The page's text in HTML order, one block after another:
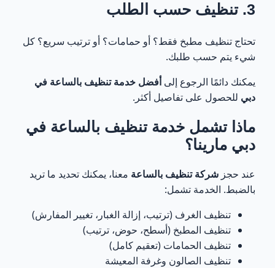
3. تنظيف حسب الطلب
تحتاج تنظيف مطبخ فقط؟ أو حمامات؟ أو ترتيب سريع؟ كل
شيء يتم حسب طلبك.
يمكنك دائمًا الرجوع إلىأفضل خدمة تنظيف بالساعة في
دبي للحصول على تفاصيل أكثر.
ماذا تشمل خدمة تنظيف بالساعة في
دبي مارينا؟
عند حجز شركة تنظيف بالساعة معنا، يمكنك تحديد ما تريد
بالضبط. الخدمة تشمل:
تنظيف الغرف (ترتيب، إزالة الغبار، تغيير المفارش)
تنظيف المطبخ (أسطح، حوض، ترتيب)
تنظيف الحمامات (تعقيم كامل)
تنظيف الصالون وغرفة المعيشة